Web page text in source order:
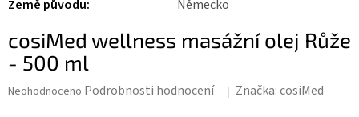
Země původu: Německo
cosiMed wellness masážní olej Růže
- 500 ml
Průměrné
Neohodnoceno Podrobnosti hodnocení Značka:cosiMed